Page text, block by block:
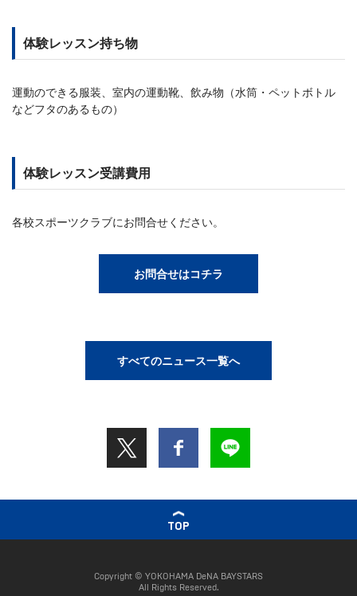
体験レッスン持ち物
運動のできる服装、室内の運動靴、飲み物（水筒・ペットボトル
などフタのあるもの）
体験レッスン受講費用
各校スポーツクラブにお問合せください。
お問合せはコチラ
すべてのニュース一覧へ
TOP
Copyright © YOKOHAMA DeNA BAYSTARS
All Rights Reserved.